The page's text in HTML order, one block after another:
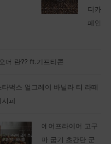
디카
페인
더 란?? ft.기프티콘
타벅스 얼그레이 바닐라 티 라떼
시피
에어프라이어 고구
마 굽기 초간단 군